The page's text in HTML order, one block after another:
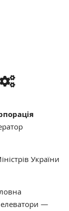
України
елеватори —